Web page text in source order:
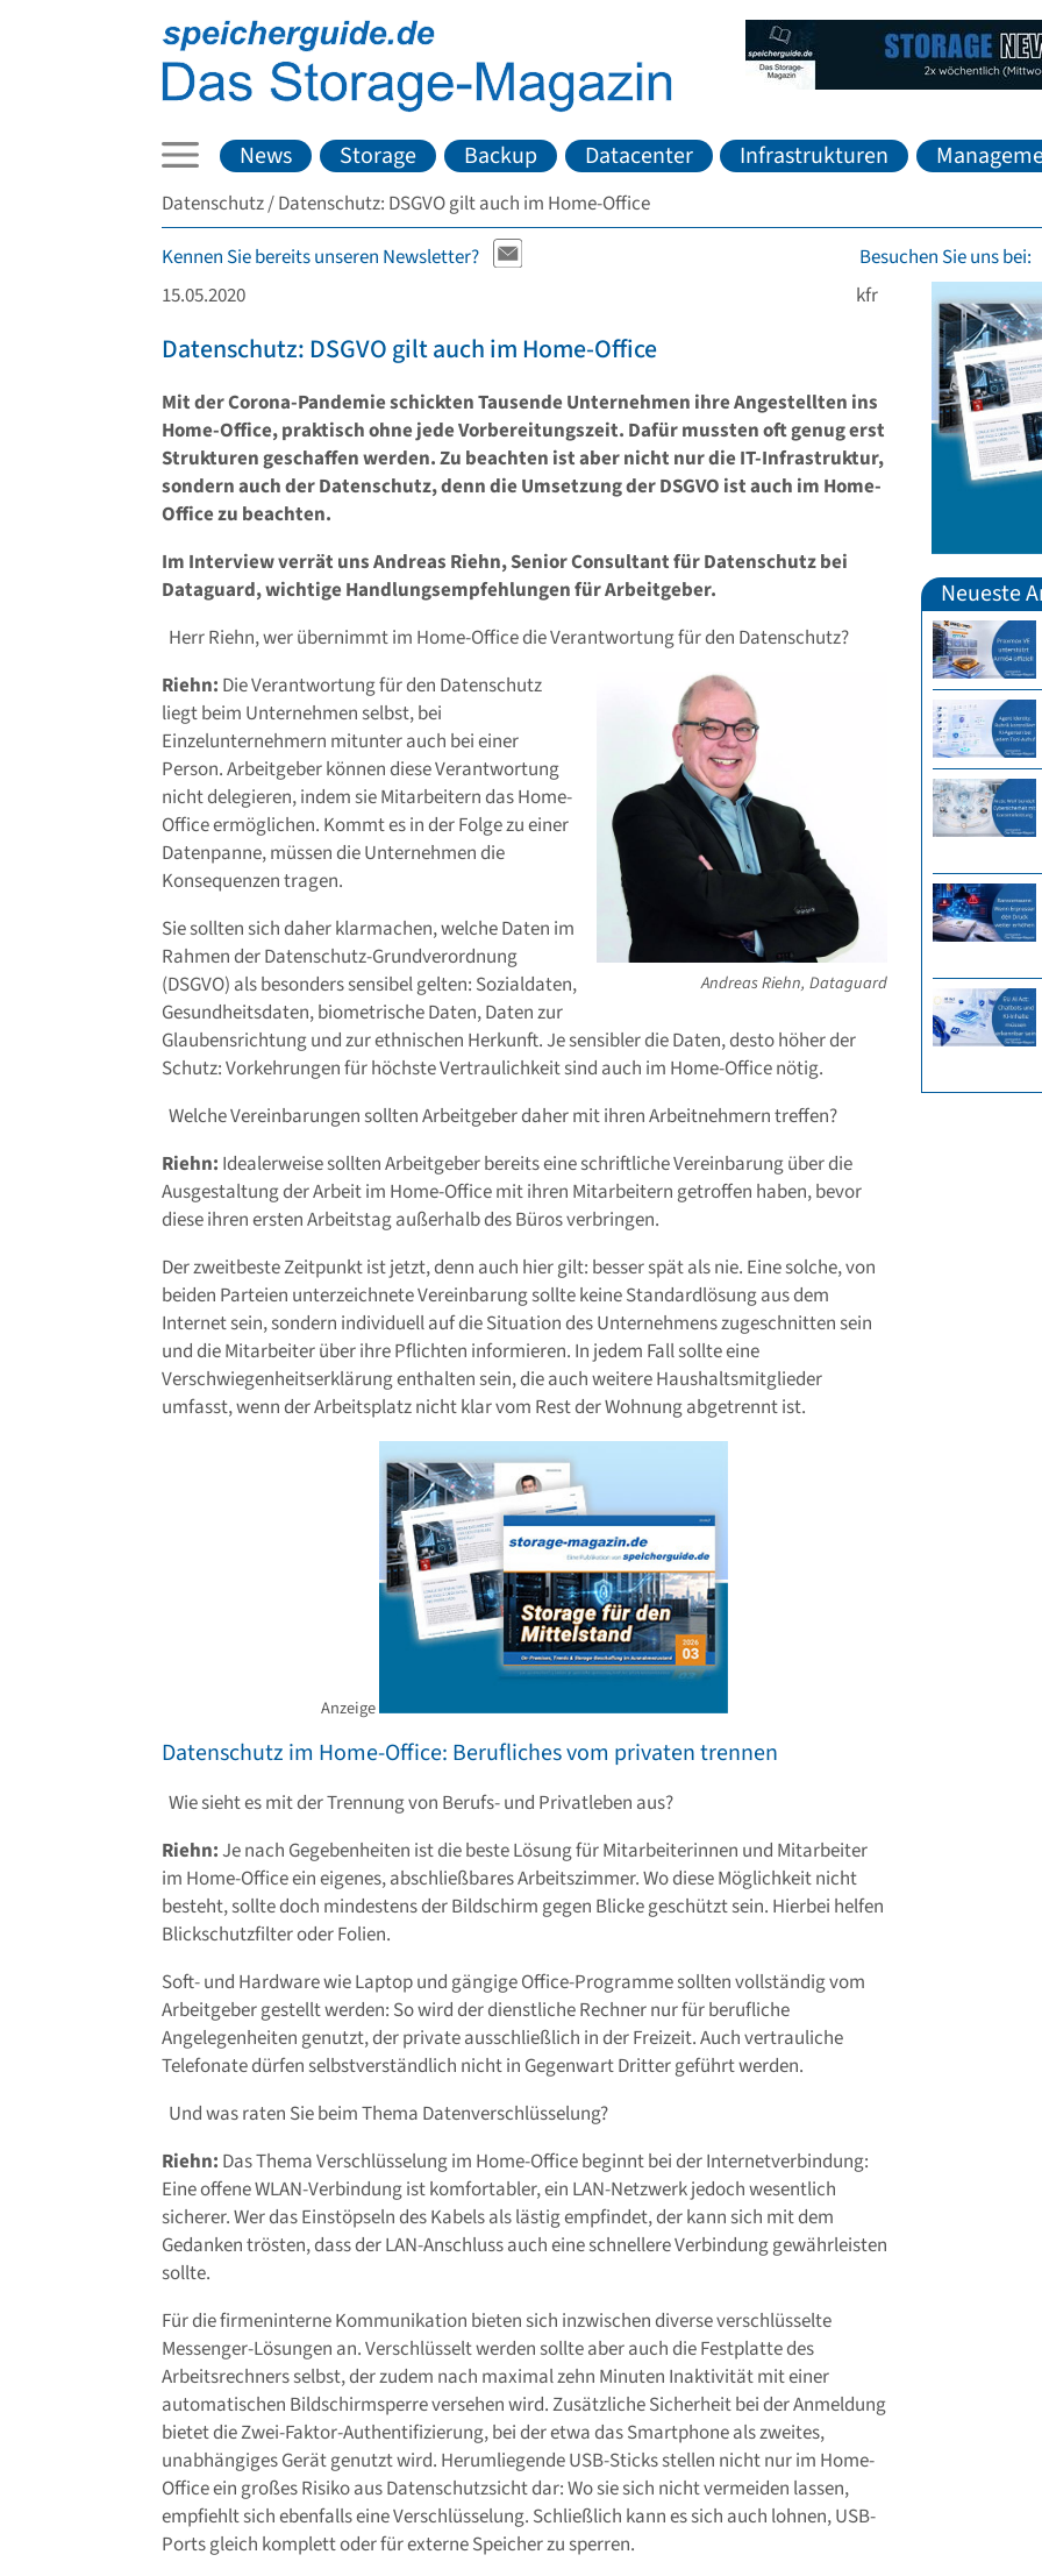
News Storage Backup Datacenter Infrastrukturen
Datenschutz Datenschutz: DSGVO gilt auch im Home-Office
Kennen Sie bereits unseren Newsletter?
Besuchen Sie uns bei:
15.05.2020
kfr
Datenschutz: DSGVO gilt auch im Home-Office
Mit der Corona-Pandemie schickten Tausende Unternehmen ihre Angestellten ins
Home-Office, praktisch ohne jede Vorbereitungszeit. Dafür mussten oft genug erst
Strukturen geschaffen werden. Zu beachten ist aber nicht nur die IT-Infrastruktur,
sondern auch der Datenschutz, denn die Umsetzung der DSGVO ist auch im Home-
Office zu beachten.
Im Interview verrät uns Andreas Riehn, Senior Consultant für Datenschutz bei
Dataguard, wichtige Handlungsempfehlungen für Arbeitgeber.
Herr Riehn, wer übernimmt im Home-Office die Verantwortung für den Datenschutz?
Andreas Riehn, Dataguard
Riehn: Die Verantwortung für den Datenschutz
liegt beim Unternehmen selbst, bei
Einzelunternehmern mitunter auch bei einer
Person. Arbeitgeber können diese Verantwortung
nicht delegieren, indem sie Mitarbeitern das Home-
Office ermöglichen. Kommt es in der Folge zu einer
Datenpanne, müssen die Unternehmen die
Konsequenzen tragen.
Sie sollten sich daher klarmachen, welche Daten im
Rahmen der Datenschutz-Grundverordnung
(DSGVO) als besonders sensibel gelten: Sozialdaten,
Gesundheitsdaten, biometrische Daten, Daten zur
Glaubensrichtung und zur ethnischen Herkunft. Je sensibler die Daten, desto höher der
Schutz: Vorkehrungen für höchste Vertraulichkeit sind auch im Home-Office nötig.
Welche Vereinbarungen sollten Arbeitgeber daher mit ihren Arbeitnehmern treffen?
Riehn: Idealerweise sollten Arbeitgeber bereits eine schriftliche Vereinbarung über die
Ausgestaltung der Arbeit im Home-Office mit ihren Mitarbeitern getroffen haben, bevor
diese ihren ersten Arbeitstag außerhalb des Büros verbringen.
Der zweitbeste Zeitpunkt ist jetzt, denn auch hier gilt: besser spät als nie. Eine solche, von
beiden Parteien unterzeichnete Vereinbarung sollte keine Standardlösung aus dem
Internet sein, sondern individuell auf die Situation des Unternehmens zugeschnitten sein
und die Mitarbeiter über ihre Pflichten informieren. In jedem Fall sollte eine
Verschwiegenheitserklärung enthalten sein, die auch weitere Haushaltsmitglieder
umfasst, wenn der Arbeitsplatz nicht klar vom Rest der Wohnung abgetrennt ist.
Anzeige
Datenschutz im Home-Office: Berufliches vom privaten trennen
Wie sieht es mit der Trennung von Berufs- und Privatleben aus?
Riehn:Je nach Gegebenheiten ist die beste Lösung für Mitarbeiterinnen und Mitarbeiter
im Home-Office ein eigenes, abschließbares Arbeitszimmer. Wo diese Möglichkeit nicht
besteht, sollte doch mindestens der Bildschirm gegen Blicke geschützt sein. Hierbei helfen
Blickschutzfilter oder Folien.
Soft- und Hardware wie Laptop und gängige Office-Programme sollten vollständig vom
Arbeitgeber gestellt werden: So wird der dienstliche Rechner nur für berufliche
Angelegenheiten genutzt, der private ausschließlich in der Freizeit. Auch vertrauliche
Telefonate dürfen selbstverständlich nicht in Gegenwart Dritter geführt werden.
Und was raten Sie beim Thema Datenverschlüsselung?
Riehn: Das Thema Verschlüsselung im Home-Office beginnt bei der Internetverbindung:
Eine offene WLAN-Verbindung ist komfortabler, ein LAN-Netzwerk jedoch wesentlich
sicherer. Wer das Einstöpseln des Kabels als lästig empfindet, der kann sich mit dem
Gedanken trösten, dass der LAN-Anschluss auch eine schnellere Verbindung gewährleisten
sollte.
Für die firmeninterne Kommunikation bieten sich inzwischen diverse verschlüsselte
Messenger-Lösungen an. Verschlüsselt werden sollte aber auch die Festplatte des
Arbeitsrechners selbst, der zudem nach maximal zehn Minuten Inaktivität mit einer
automatischen Bildschirmsperre versehen wird. Zusätzliche Sicherheit bei der Anmeldung
bietet die Zwei-Faktor-Authentifizierung, bei der etwa das Smartphone als zweites,
unabhängiges Gerät genutzt wird. Herumliegende USB-Sticks stellen nicht nur im Home-
Office ein großes Risiko aus Datenschutzsicht dar: Wo sie sich nicht vermeiden lassen,
empfiehlt sich ebenfalls eine Verschlüsselung. Schließlich kann es sich auch lohnen, USB-
Ports gleich komplett oder für externe Speicher zu sperren.
Neueste